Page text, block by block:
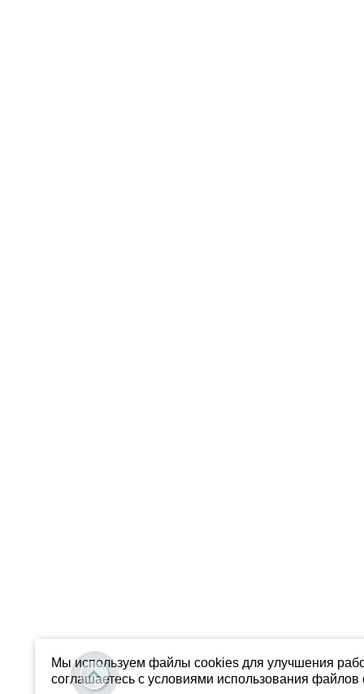
Мы используем файлы cookies для улучшения
соглашаетесь с условиями использования файлов